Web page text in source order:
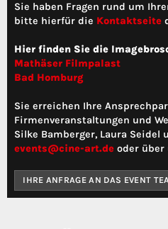
Sie haben Fragen rund um
bitte hierfür die Kontaktseite
Hier finden Sie die
Mathäser Filmpalast
Bad Homburg
Sie erreichen Ihre
Firmenveranstaltungen und
Silke Bamberger, Laura
events@cine-art.de oder über
IHRE ANFRAGE AN DAS EVENT